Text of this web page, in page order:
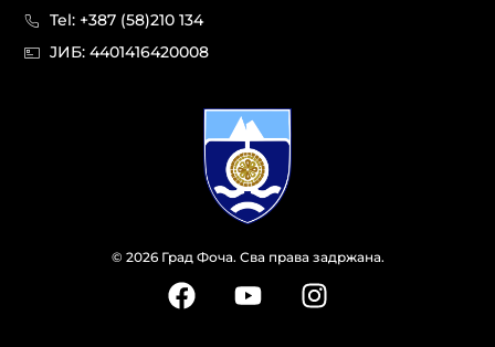
© 2026 Град Фоча. Сва права задржана.
Tel: +387 (58)210 134
JИБ: 44014164​20008